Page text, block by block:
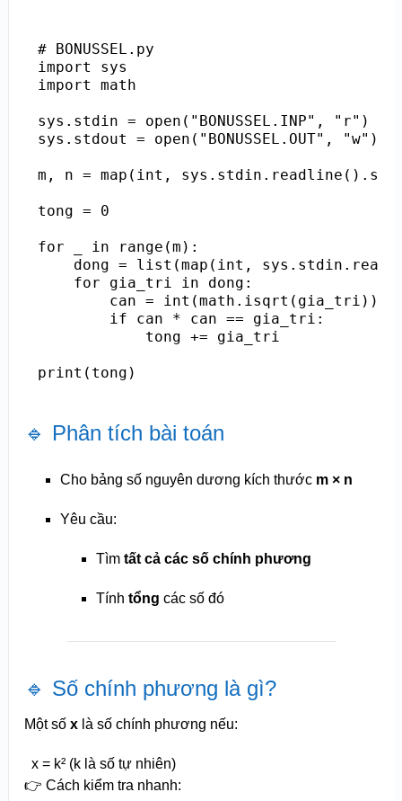
# BONUSSEL.py
import sys
import math
sys.stdin = open("BONUSSEL.INP", "r")
sys.stdout = open("BONUSSEL.OUT", "w")
m, n = map(int,
tong = 0
for _ in range(m):
dong = list(map(int,
    for gia_tri in dong:
        can = int(math.isqrt(gia_tri))
        if can * can == gia_tri:
            tong += gia_tri
🔹 Phân tích bài toán
Cho bảng số nguyên dương kích thước m × n
Yêu cầu:
Tìm tất cả các số chính phương
Tính tổng các số đó
🔹 Số chính phương là gì?
Một số xlà số chính phương nếu:
x= k² (k là số tự nhiên)
👉 Cách kiểm tra nhanh: